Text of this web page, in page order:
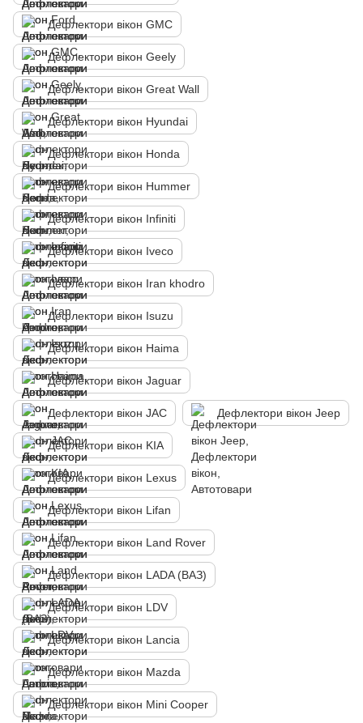
Дефлектори вікон GMC
Дефлектори вікон Geely
Дефлектори вікон Great Wall
Дефлектори вікон Hyundai
Дефлектори вікон Honda
Дефлектори вікон Hummer
Дефлектори вікон Infiniti
Дефлектори вікон Iveco
Дефлектори вікон Iran khodro
Дефлектори вікон Isuzu
Дефлектори вікон Haima
Дефлектори вікон Jaguar
Дефлектори вікон JAC Дефлектори вікон Jeep
Дефлектори вікон KIA
Дефлектори вікон Lexus
Дефлектори вікон Lifan
Дефлектори вікон Land Rover
Дефлектори вікон LADA (ВАЗ)
Дефлектори вікон LDV
Дефлектори вікон Lancia
Дефлектори вікон Mazda
Дефлектори вікон Mini Cooper